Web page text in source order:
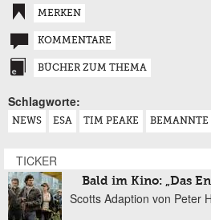
MERKEN
KOMMENTARE
BÜCHER ZUM THEMA
Schlagworte:
NEWS ESA TIM PEAKE BEMANNTE
TICKER
Bald im Kino: „Das
Scotts Adaption von Peter